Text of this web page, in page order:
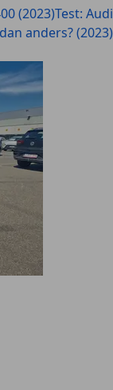
(2023)Test: Audi
anders? (2023)